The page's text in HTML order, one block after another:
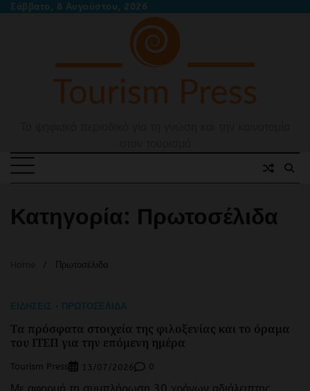
SkipΣάββατο, 8 Αυγούστου, 2026
Κατηγορία: Πρωτοσέλιδα
Πρωτοσέλιδα
ΕΙΔΉΣΕΙΣ ΠΡΩΤΟΣΈΛΙΔΑ
Τα πρόσφατα στοιχεία της φιλοξενίας και το όραμα
του ΙΤΕΠ για την επόμενη ημέρα
Tourism Press 13/07/2026 0